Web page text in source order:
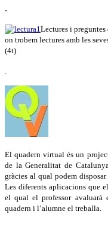
.
Lectures i
on trobem lectures amb les
(4t)
.
El quadern virtual és un
de la Generalitat de
gràcies al qual podem
Les diferents aplicacions que
el qual el professor avaluarà
quadern i l’alumne el treballa.